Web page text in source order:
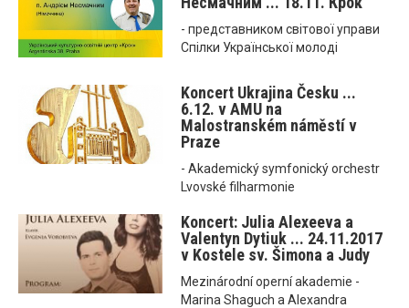
- представником світової управи
Спілки Української молоді
Koncert Ukrajina Česku ...
6.12. v AMU na
Malostranském náměstí v
Praze
- Akademický symfonický orchestr
Lvovské filharmonie
Koncert: Julia Alexeeva a
Valentyn Dytiuk ... 24.11.2017
v Kostele sv. Šimona a Judy
Mezinárodní operní akademie -
Marina Shaguch a Alexandra